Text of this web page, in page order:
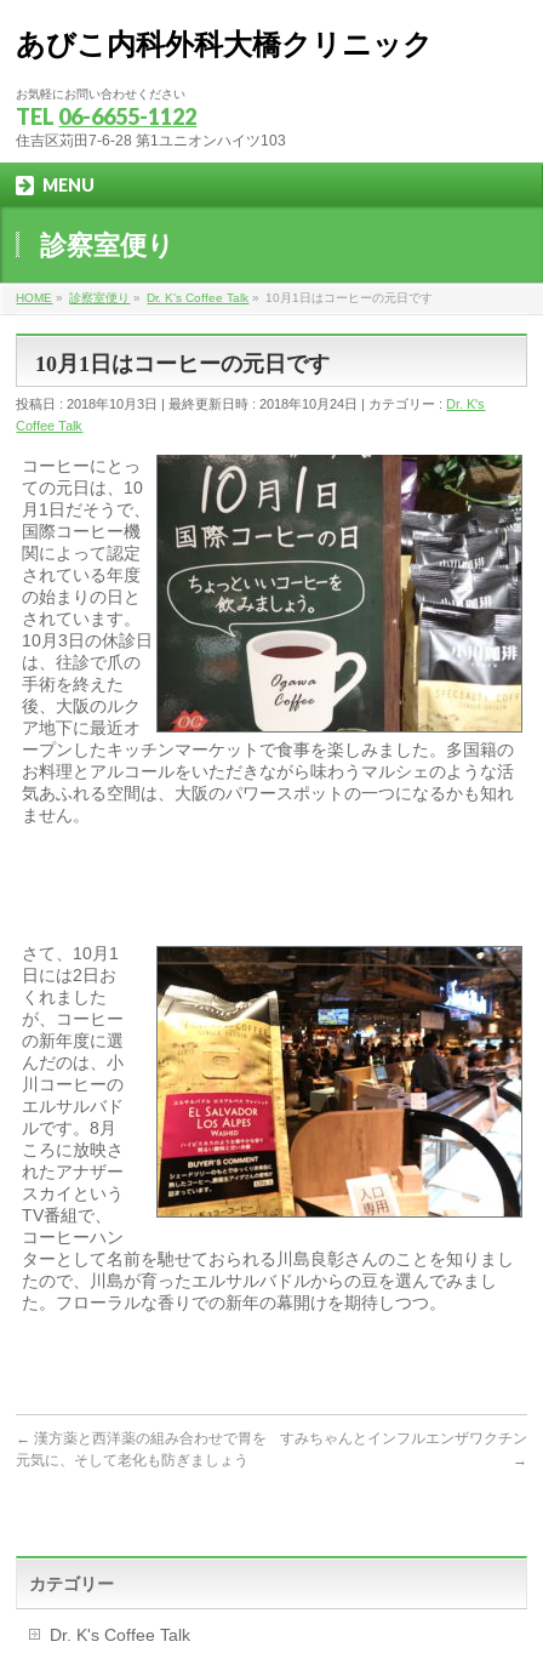
あびこ内科外科大橋クリニック
お気軽にお問い合わせください
TEL 06-6655-1122
住吉区苅田7-6-28 第1ユニオンハイツ103
MENU
診察室便り
HOME » 診察室便り » Dr. K's Coffee Talk » 10月1日はコーヒーの元日です
10月1日はコーヒーの元日です
投稿日 : 2018年10月3日 最終更新日時 : 2018年10月24日 カテゴリー : Dr. K's
Coffee Talk
コーヒーにとっ
ての元日は、10
月1日だそうで、
国際コーヒー機
関によって認定
されている年度
の始まりの日と
されています。
10月3日の休診日
は、往診で爪の
手術を終えた
後、大阪のルク
ア地下に最近オ
ープンしたキッチンマーケットで食事を楽しみました。多国籍の
お料理とアルコールをいただきながら味わうマルシェのような活
気あふれる空間は、大阪のパワースポットの一つになるかも知れ
ません。
さて、10月1
日には2日お
くれました
が、コーヒー
の新年度に選
んだのは、小
川コーヒーの
エルサルバド
ルです。8月
ころに放映さ
れたアナザー
スカイという
TV番組で、
コーヒーハン
ターとして名前を馳せておられる川島良彰さんのことを知りまし
たので、川島が育ったエルサルバドルからの豆を選んでみまし
た。フローラルな香りでの新年の幕開けを期待しつつ。
← 漢方薬と西洋薬の組み合わせで胃を
元気に、そして老化も防ぎましょう
すみちゃんとインフルエンザワクチン
→
カテゴリー
Dr. K's Coffee Talk